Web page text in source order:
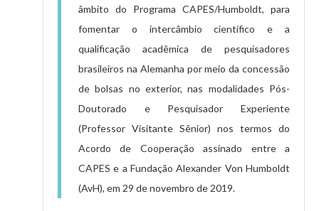
âmbito do Programa CAPES/Humboldt, para
fomentar o intercâmbio científico e a
qualificação acadêmica de pesquisadores
brasileiros na Alemanha por meio da concessão
de bolsas no exterior, nas modalidades Pós-
Doutorado e Pesquisador Experiente
(Professor Visitante Sênior) nos termos do
Acordo de Cooperação assinado entre a
CAPES e a Fundação Alexander Von Humboldt
(AvH), em 29 de novembro de 2019.